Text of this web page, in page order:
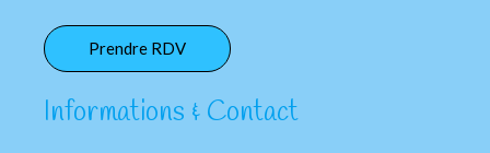
Prendre RDV
Informations & Contact